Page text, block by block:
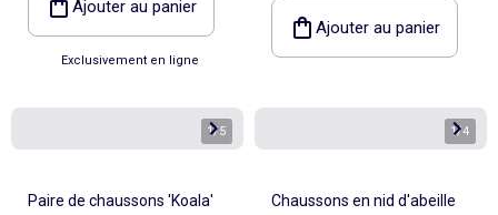
Ajouter au panier
Exclusivement en ligne
Ajouter au panier
1/5
Paire de chaussons 'Koala'
1/4
Chaussons en nid d'abeille